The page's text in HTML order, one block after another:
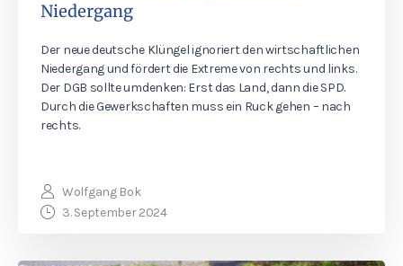
Niedergang
Der neue deutsche Klüngel ignoriert den wirtschaftlichen
Niedergang und fördert die Extreme von rechts und links.
Der DGB sollte umdenken: Erst das Land, dann die SPD.
Durch die Gewerkschaften muss ein Ruck gehen – nach
rechts.
Wolfgang Bok
3. September 2024